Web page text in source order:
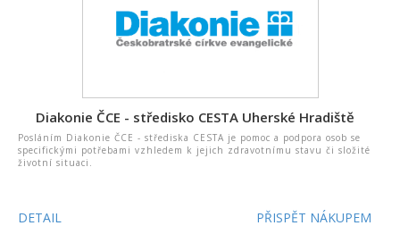
Diakonie ČCE - středisko CESTA Uherské Hradiště
Posláním Diakonie ČCE - střediska CESTA je pomoc a podpora osob se
specifickými potřebami vzhledem k jejich zdravotnímu stavu či složité
životní situaci.
DETAIL PŘISPĚT NÁKUPEM